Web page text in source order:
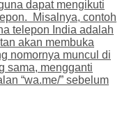
dapat mengikuti
Misalnya, contoh
telepon India adalah
akan membuka
nomornya muncul di
sama, mengganti
“wa.me/” sebelum